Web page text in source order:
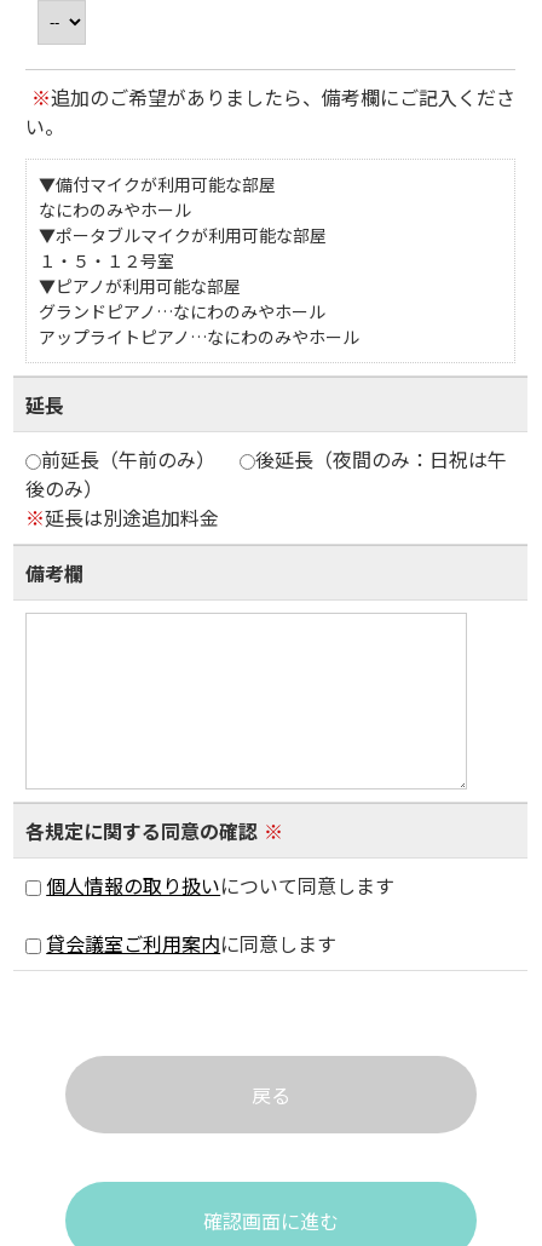
※追加のご希望がありましたら、備考欄にご記入くださ
い。
▼備付マイクが利用可能な部屋
なにわのみやホール
▼ポータブルマイクが利用可能な部屋
１・５・１２号室
▼ピアノが利用可能な部屋
グランドピアノ…なにわのみやホール
アップライトピアノ…なにわのみやホール
延長
前延長（午前のみ）
後延長（夜間のみ：日祝は午
後のみ）
※延長は別途追加料金
備考欄
各規定に関する同意の確認 ※
個人情報の取り扱いについて同意します
貸会議室ご利用案内に同意します
戻る
確認画面に進む